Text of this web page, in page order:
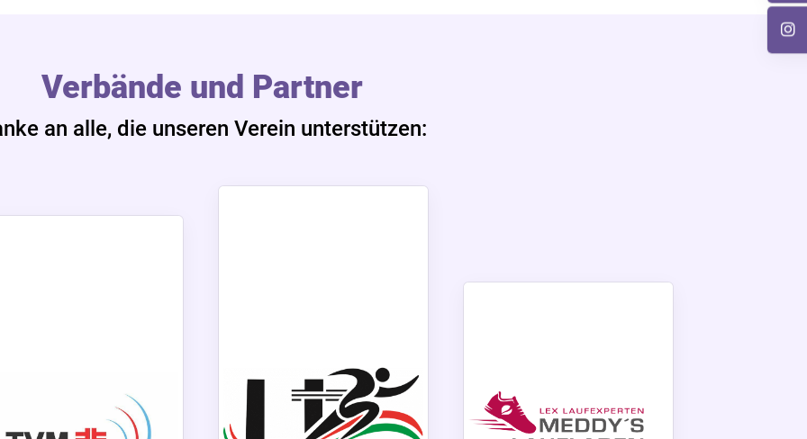
Verbände und Partner
an alle, die unseren Verein unterstützen: